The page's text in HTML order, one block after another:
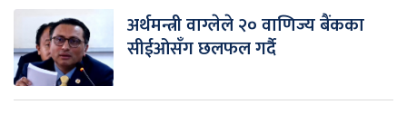
अर्थमन्त्री वाग्लेले २० वाणिज्य बैंकका
सीईओसँग छलफल गर्दै